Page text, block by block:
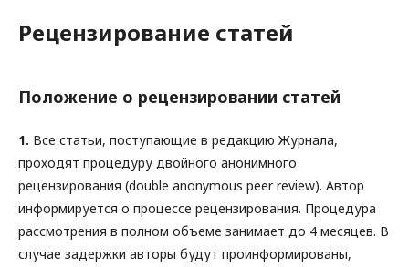
Рецензирование статей
Положение о рецензировании статей
1. Все статьи, поступающие в редакцию Журнала,
проходят процедуру двойного анонимного
рецензирования (double anonymous peer review). Автор
информируется о процессе рецензирования. Процедура
рассмотрения в полном объеме занимает до 4 месяцев. В
случае задержки авторы будут проинформированы,